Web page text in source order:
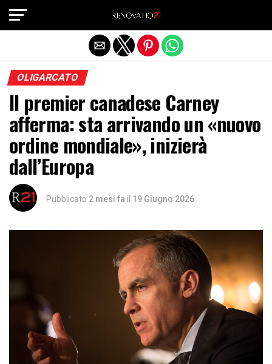
OLIGARCATO
Il premier canadese Carney
afferma: sta arrivando un «nuovo
ordine mondiale», inizierà
dall’Europa
Pubblicato 2 mesi fa il 19 Giugno 2026
Exit mobile version